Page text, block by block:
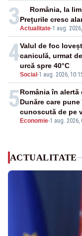
3Actualitate-1 aug.
România, la
Prețurile cresc
4
Social -1 aug. 2026,
Valul de foc
caniculă, urmat
urcă spre 40°C
5
Economie-1 aug. 2026,
România în
Dunăre care
cunoscută de pe
ACTUALITATE